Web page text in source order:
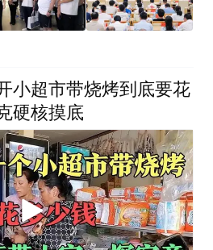
小超市带烧烤到底要花
硬核摸底